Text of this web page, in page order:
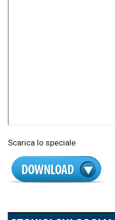
Scarica lo speciale